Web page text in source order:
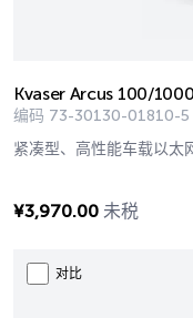
Kvaser Arcus 100/
编码 73-30130-01810-5
紧凑型、高性能车载以太
¥3,970.00 未税
对比